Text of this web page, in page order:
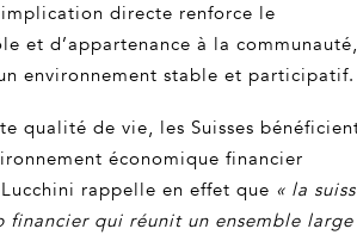
directe renforce le
et d’appartenance à la communauté,
environnement stable et participatif.
qualité de vie, les Suisses
économique financier
rappelle en effet que « la
financier qui réunit un ensemble large